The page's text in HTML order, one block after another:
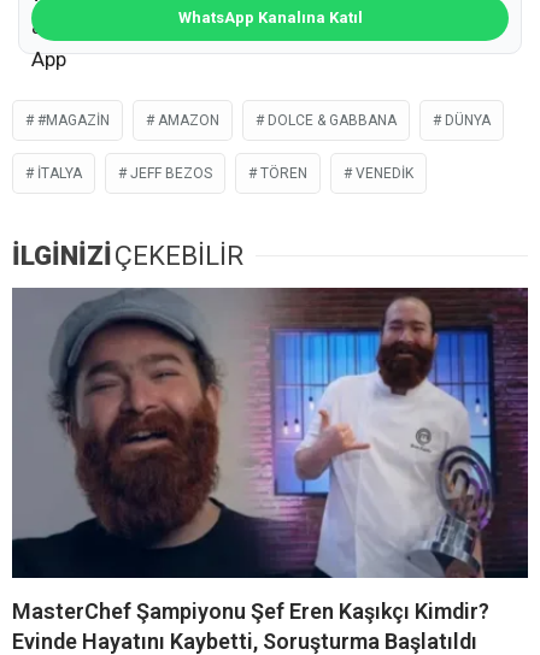
WhatsApp Kanalına Katıl
#MAGAZIN AMAZON DOLCE & GABBANA DÜNYA
İTALYA JEFF BEZOS TÖREN VENEDIK
İLGİNİZİÇEKEBİLİR
MasterChef Şampiyonu Şef Eren Kaşıkçı Kimdir?
Evinde Hayatını Kaybetti, Soruşturma Başlatıldı